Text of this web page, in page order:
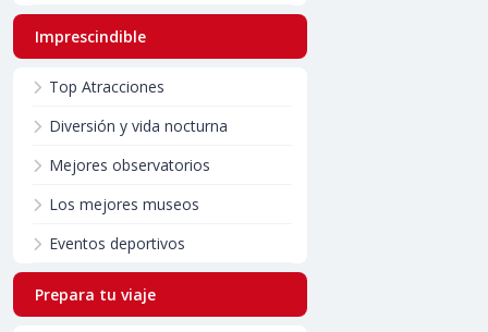
Imprescindible
Top Atracciones
Diversión y vida nocturna
Mejores observatorios
Los mejores museos
Eventos deportivos
Prepara tu viaje